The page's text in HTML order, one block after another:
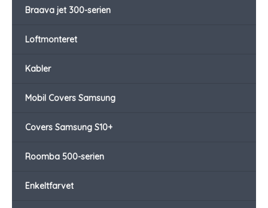
Braava jet 300-serien
Loftmonteret
Kabler
Mobil Covers Samsung
Covers Samsung S10+
Roomba 500-serien
Enkeltfarvet